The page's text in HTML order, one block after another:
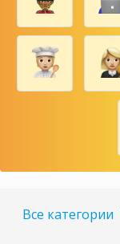
Все категории